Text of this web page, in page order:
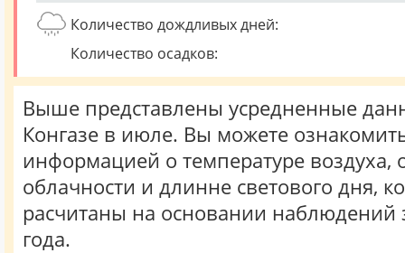
Количество дождливых дней:
Количество осадков:
Выше представлены усредненные
Конгазе в июле. Вы можете
информацией о температуре воздуха,
облачности и длинне светового дня,
расчитаны на основании наблюдений
года.